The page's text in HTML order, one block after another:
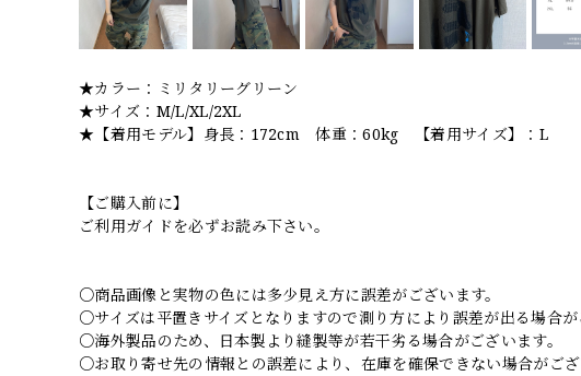
★カラー：ミリタリーグリーン
★サイズ：M/L/XL/2XL
★【着用モデル】身長：172cm 体重：60kg 【着用サイズ】：L
【ご購入前に】
ご利用ガイドを必ずお読み下さい。
○商品画像と実物の色には多少見え方に誤差がございます。
○サイズは平置きサイズとなりますので測り方により誤差が出る場合が
○海外製品のため、日本製より縫製等が若干劣る場合がございます。
○お取り寄せ先の情報との誤差により、在庫を確保できない場合がご